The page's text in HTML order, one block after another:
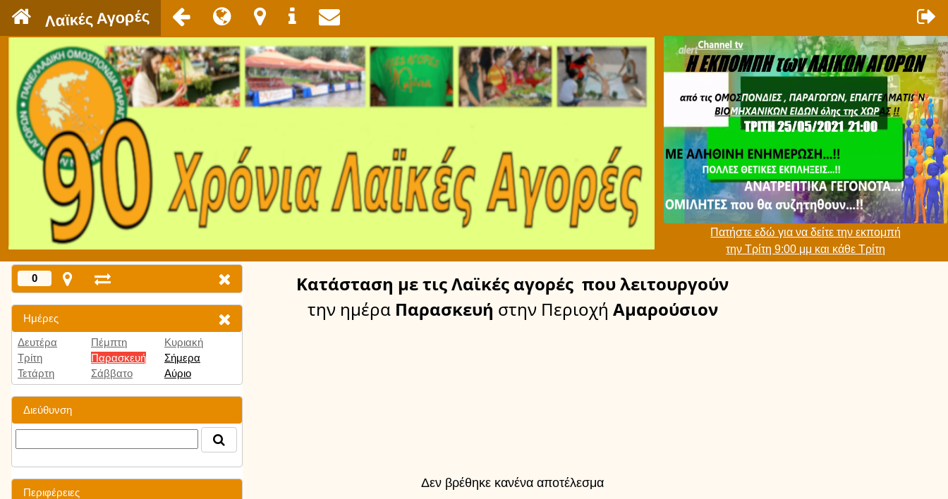
Λαϊκές Αγορές
Πατήστε εδώ για να δείτε την εκπομπή
την Τρίτη 9:00 μμ και κάθε Τρίτη
0
Ημέρες
Δευτέρα
Τρίτη
Τετάρτη
Πέμπτη
Παρασκευή
Σάββατο
Κυριακή
Σήμερα
Αύριο
Διεύθυνση
Περιφέρειες
Κατάσταση με τις Λαϊκές αγορές που λειτουργούν
την ημέραΠαρασκευή στην Περιοχή Αμαρούσιον
Δεν βρέθηκε κανένα αποτέλεσμα